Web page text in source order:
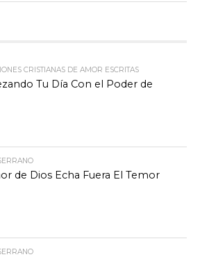
CRISTIANAS DE AMOR ESCRITAS
Tu Día Con el Poder de
de Dios Echa Fuera El Temor